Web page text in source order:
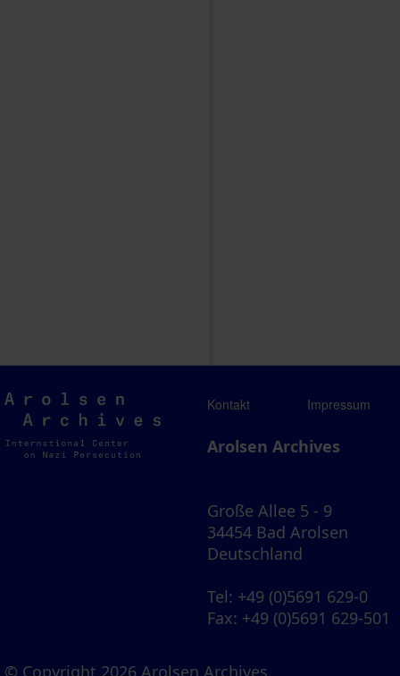
Arolsen
Archives
Kontakt Impressum
Arolsen Archives
Große Allee 5 - 9
34454 Bad Arolsen
Deutschland
Tel: +49 (0)5691 629-0
Fax: +49 (0)5691 629-501
© Copyright 2026 Arolsen Archives